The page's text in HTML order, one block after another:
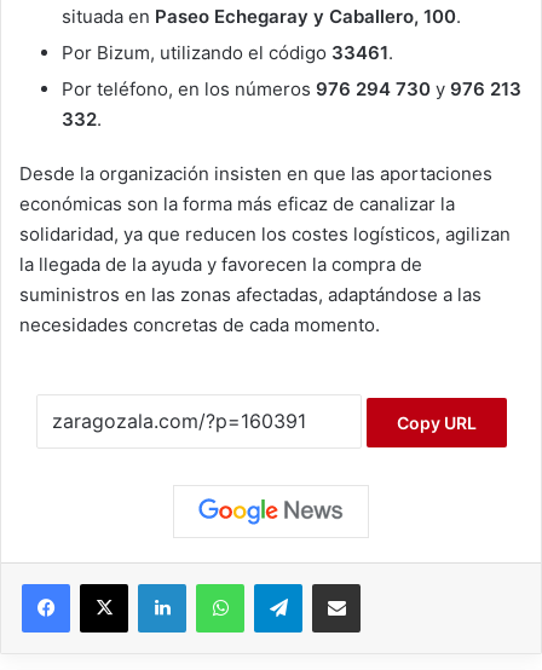
situada en Paseo Echegaray y Caballero, 100.
Por Bizum, utilizando el código 33461.
Por teléfono, en los números 976 294 730 y 976 213
332.
Desde la organización insisten en que las aportaciones
económicas son la forma más eficaz de canalizar la
solidaridad, ya que reducen los costes logísticos, agilizan
la llegada de la ayuda y favorecen la compra de
suministros en las zonas afectadas, adaptándose a las
necesidades concretas de cada momento.
Copy URL
Telegram